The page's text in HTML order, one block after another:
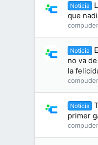
Noticia
que
Noticia
no va
la
Noticia
primer